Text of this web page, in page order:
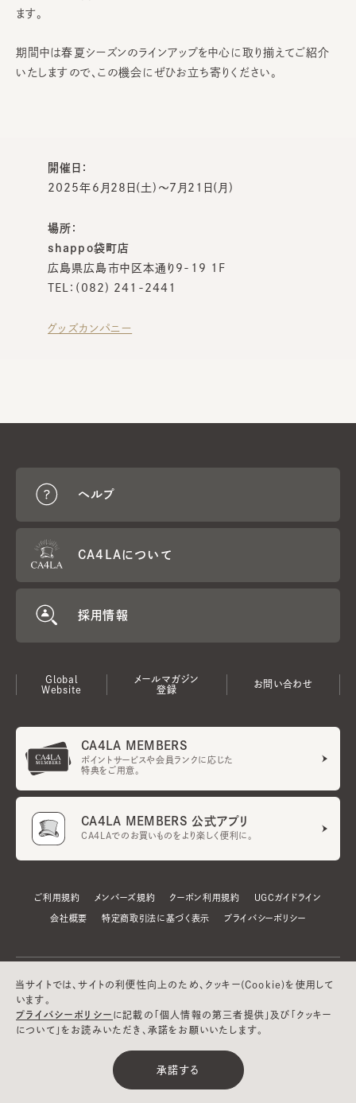
ます。
期間中は春夏シーズンのラインアップを中心に取り揃えてご紹介
いたしますので、この機会にぜひお立ち寄りください。
開催日：
2025年6月28日(土)～7月21日(月)
場所：
shappo袋町店
広島県広島市中区本通り9-19 1F
TEL：(082) 241-2441
グッズカンパニー
ヘルプ
CA4LAについて
採用情報
Global
Website
メールマガジン
登録
お問い合わせ
CA4LA MEMBERS
ポイントサービスや会員ランクに応じた
特典をご用意。
CA4LA MEMBERS 公式アプリ
CA4LAでのお買いものをより楽しく便利に。
ご利用規約 メンバーズ規約 クーポン利用規約 UGCガイドライン
会社概要 特定商取引法に基づく表示 プライバシーポリシー
©CA4LA INC. All Rights Reserved.
当サイトでは、サイトの利便性向上のため、クッキー(Cookie)を使用して
います。
プライバシーポリシー に記載の「個人情報の第三者提供」及び「クッキー
について」をお読みいただき、承諾をお願いいたします。
承諾する